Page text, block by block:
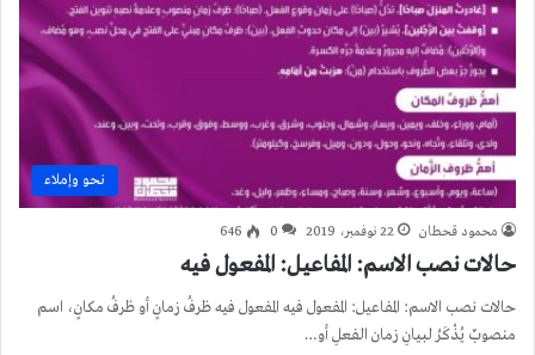
نحو وإملاء
محمود قحطان 22 نوفمبر، 2019 0
646
حالات نصب الاسم: المفاعيل: المفعول فيه
حالات نصب الاسم: المفاعيل: المفعول فيه المفعول فيه ظرفُ زمانٍ أو ظرفُ مكانٍ، اسم
منصوبٌ يُذْكَرُ لبيانِ زمان الفعلِ أو…